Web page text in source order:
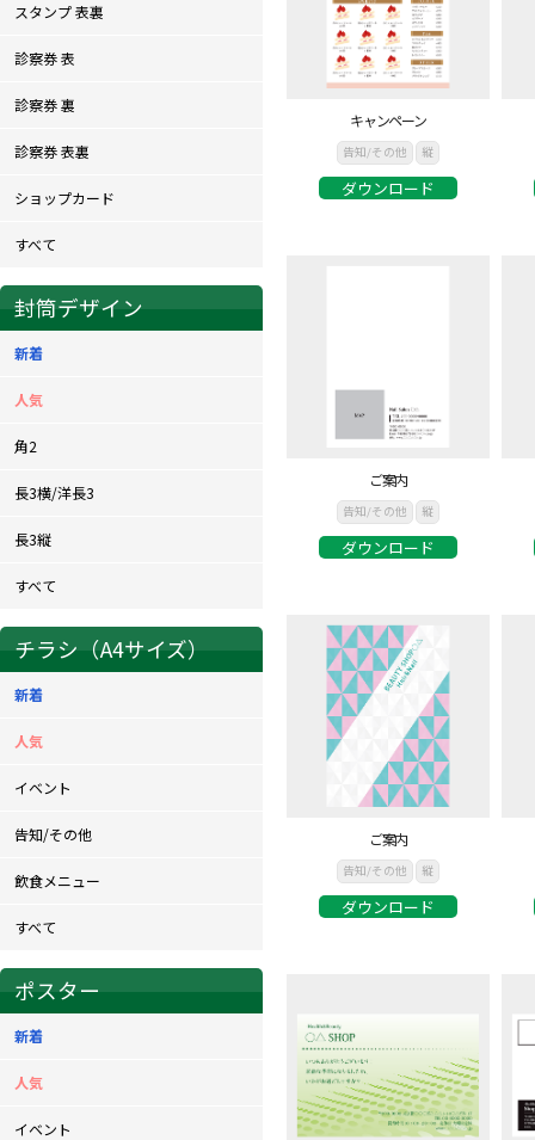
キャンペーン
告知/その他 縦
ダウンロード
ご案内
告知/その他 縦
ダウンロード
ご案内
告知/その他 縦
ダウンロード
スタンプ 表裏
診察券 表
診察券 裏
診察券 表裏
ショップカード
すべて
封筒デザイン
新着
人気
角2
長3横/洋長3
長3縦
すべて
チラシ（A4サイズ）
新着
人気
イベント
告知/その他
飲食メニュー
すべて
ポスター
新着
人気
イベント